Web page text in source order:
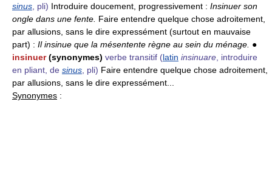
sinus , pli) Introduire doucement, progressivement : Insinuer son
ongle dans une fente. Faire entendre quelque chose adroitement,
par allusions, sans le dire expressément (surtout en mauvaise
part) : Il insinue que la mésentente règne au sein du ménage. ●
insinuer(synonymes) verbe transitif (latin insinuare , introduire
en pliant, de sinus , pli) Faire entendre quelque chose adroitement,
par allusions, sans le dire expressément...
Synonymes :